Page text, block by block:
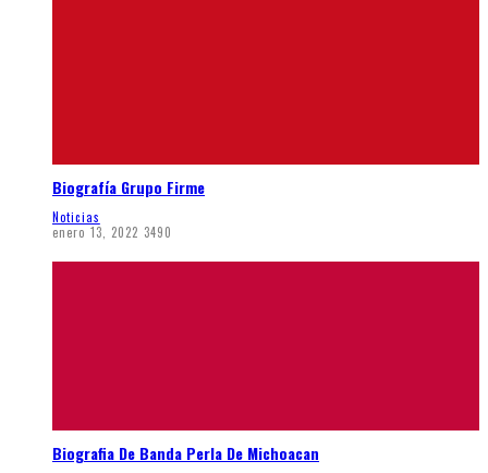
Biografía Grupo Firme
Noticias
enero 13, 2022 3490
Biografia De Banda Perla De Michoacan